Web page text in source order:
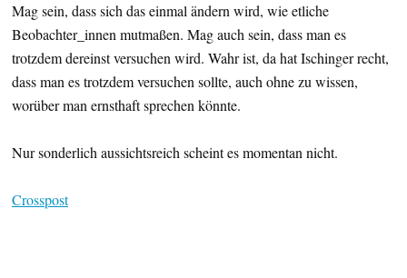
Mag sein, dass sich das einmal ändern wird, wie etliche
Beobachter_innen mutmaßen. Mag auch sein, dass man es
trotzdem dereinst versuchen wird. Wahr ist, da hat Ischinger recht,
dass man es trotzdem versuchen sollte, auch ohne zu wissen,
worüber man ernsthaft sprechen könnte.
Nur sonderlich aussichtsreich scheint es momentan nicht.
Crosspost